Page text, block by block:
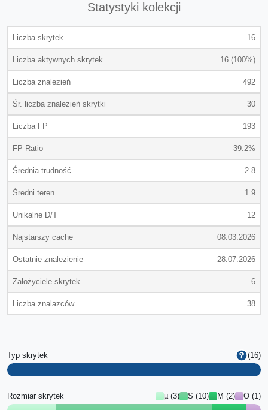
Statystyki kolekcji
Liczba skrytek 16
Liczba aktywnych skrytek 16 (100%)
Liczba znalezień 492
Śr. liczba znalezień skrytki 30
Liczba FP 193
FP Ratio 39.2%
Średnia trudność 2.8
Średni teren 1.9
Unikalne D/T 12
Najstarszy cache 08.03.2026
Ostatnie znalezienie 28.07.2026
Założyciele skrytek 6
Liczba znalazców 38
Typ skrytek (16)
Rozmiar skrytek µ (3) S (10) M (2) O (1)